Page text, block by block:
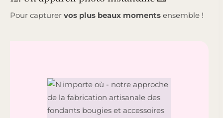
Pour capturer vos plus beaux moments ensemble !